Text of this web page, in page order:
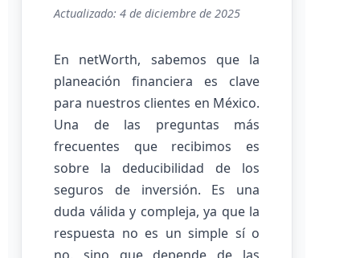
Actualizado: 4 de diciembre de 2025
En netWorth, sabemos que la
planeación financiera es clave
para nuestros clientes en México.
Una de las preguntas más
frecuentes que recibimos es
sobre la deducibilidad de los
seguros de inversión. Es una
duda válida y compleja, ya que la
respuesta no es un simple sí o